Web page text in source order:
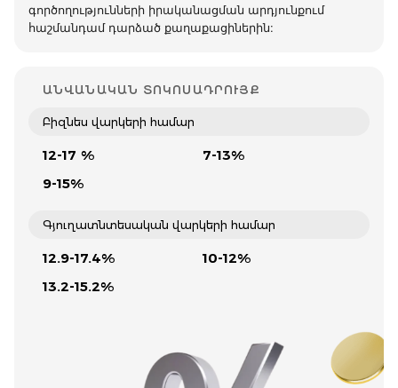
գործողությունների իրականացման արդյունքում
հաշմանդամ դարձած քաղաքացիներին:
ԱՆՎԱՆԱԿԱՆ ՏՈԿՈՍԱԴՐՈՒՅՔ
Բիզնես վարկերի համար
12-17 %
7-13%
9-15%
Գյուղատնտեսական վարկերի համար
12.9-17.4%
10-12%
13.2-15.2%